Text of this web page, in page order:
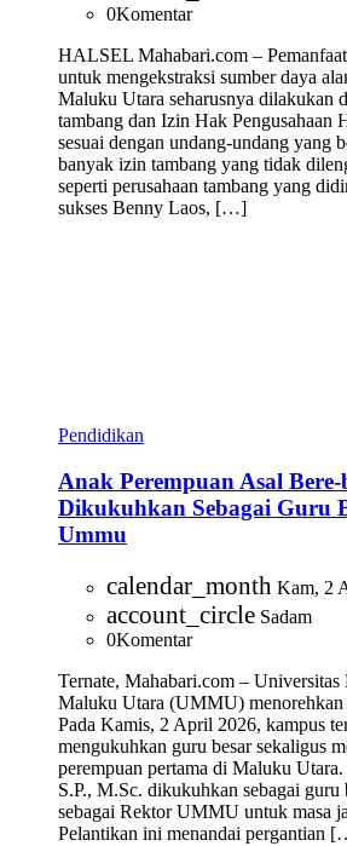
0Komentar
HALSEL Mahabari.com –
untuk mengekstraksi sumber daya
Maluku Utara seharusnya dilakukan
tambang dan Izin Hak Pengusahaan
sesuai dengan undang-undang yang
banyak izin tambang yang tidak
seperti perusahaan tambang yang
sukses Benny Laos, […]
Pendidikan
Anak Perempuan Asal
Dikukuhkan Sebagai Guru
Ummu
calendar_month Kam, 2
account_circle Sadam
0Komentar
Ternate, Mahabari.com – Universitas
Maluku Utara (UMMU) menorehkan
Pada Kamis, 2 April 2026, kampus
mengukuhkan guru besar sekaligus
perempuan pertama di Maluku
S.P., M.Sc. dikukuhkan sebagai guru
sebagai Rektor UMMU untuk masa
Pelantikan ini menandai pergantian